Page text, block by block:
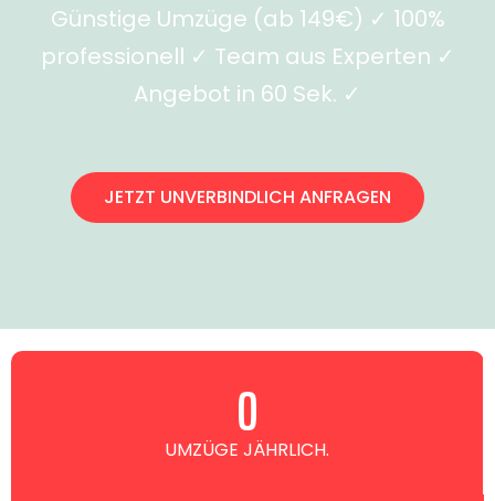
Günstige Umzüge (ab 149€) ✓ 100%
professionell ✓ Team aus Experten ✓
Angebot in 60 Sek. ✓
JETZT UNVERBINDLICH ANFRAGEN
UMZÜGE JÄHRLICH.
0